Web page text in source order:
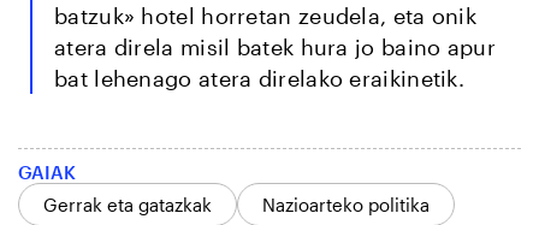
batzuk» hotel horretan zeudela, eta onik
atera direla misil batek hura jo baino apur
bat lehenago atera direlako eraikinetik.
GAIAK
Gerrak eta gatazkak
Nazioarteko politika